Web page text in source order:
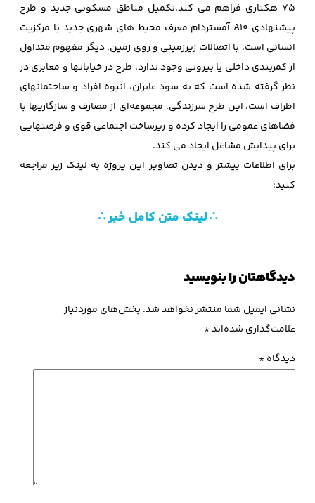
75 هکتاری فراهم می کند.تکمیل مناطق مسکونی جدید و طرح
پیشنهادی A10 آمستردام معرف محیط های شهری جدید با مرکزیت
انسانی است. با اتصالات زیرزمینی و روی زمین، دیگر مفهوم متداول
از کمربندی داخلی یا بیرونی وجود ندارد. طرح در خیابانها و معابری در
نظر گرفته شده است که به سود عابران، انبوه افراد و ساختمانهای
اطراف است. این طرح سرزندگی، مجموعه‌ای از مصارف و سازگاریها با
فضاهای عمومی را ایجاد کرده و زیرساخت اجتماعی قوی و فرصتهایی
برای پیدایش مشاغل ایجاد می کند.
برای اطلاعات بیشتر و دیدن تصاویر این پروژه به لینک زیر مراجعه
کنید:
∴ لینک متن کامل خبر ∴
دیدگاهتان را بنویسید
نشانی ایمیل شما منتشر نخواهد شد. بخش‌های موردنیاز
علامت‌گذاری شده‌اند*
دیدگاه*